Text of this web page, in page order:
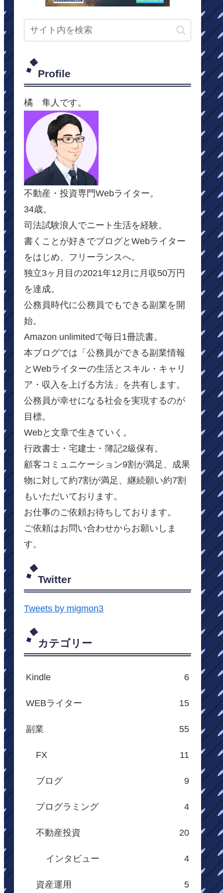
Profile
橘 隼人です。
不動産・投資専門Webライター。
34歳。
司法試験浪人でニート生活を経験。
書くことが好きでブログとWebライター
をはじめ、フリーランスへ。
独立3ヶ月目の2021年12月に月収50万円
を達成。
公務員時代に公務員でもできる副業を開
始。
Amazon unlimitedで毎日1冊読書。
本ブログでは「公務員ができる副業情報
とWebライターの生活とスキル・キャリ
ア・収入を上げる方法」を共有します。
公務員が幸せになる社会を実現するのが
目標。
Webと文章で生きていく。
行政書士・宅建士・簿記2級保有。
顧客コミュニケーション9割が満足、成果
物に対して約7割が満足、継続願い約7割
もいただいております。
お仕事のご依頼お待ちしております。
ご依頼はお問い合わせからお願いしま
す。
Twitter
Tweets by migmon3
カテゴリー
Kindle 6
WEBライター 15
副業 55
FX 11
ブログ 9
プログラミング 4
不動産投資 20
インタビュー 4
資産運用 5